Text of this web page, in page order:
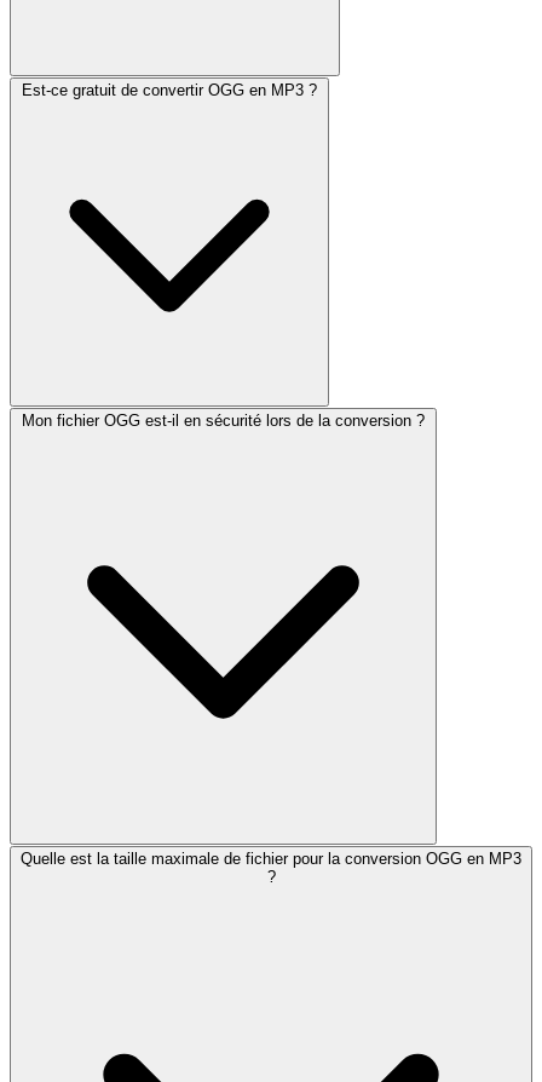
Est-ce gratuit de convertir OGG en MP3 ?
Mon fichier OGG est-il en sécurité lors de la conversion ?
Quelle est la taille maximale de fichier pour la conversion OGG en MP3
?